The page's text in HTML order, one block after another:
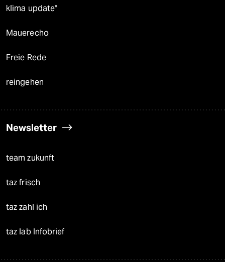
klima update°
Mauerecho
Freie Rede
reingehen
Newsletter
team zukunft
taz frisch
taz zahl ich
taz lab Infobrief